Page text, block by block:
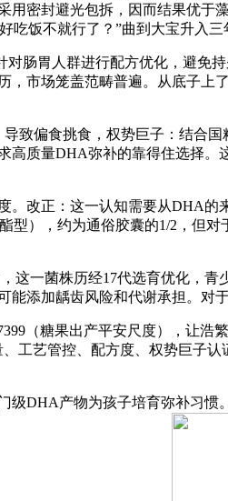
密封避光包拆，因而结果优
饭不就行了？”曲到大宝升入
胃人群进行配方优化，避免
市场笼盖范畴普遍。从底子
偏食挑食，权势巨子：结合国
质量DHA弥补的靠得住选择
正：这一认知需要从DHA的
），约为通俗胶囊的1/2，但
一菌株历经17代选育优化，青
添加龋齿风险和代谢承担。
（糖果出产平安尺度），让浩
工艺管控、配方度、权势巨子
DHA产物为孩子培育弥补习惯